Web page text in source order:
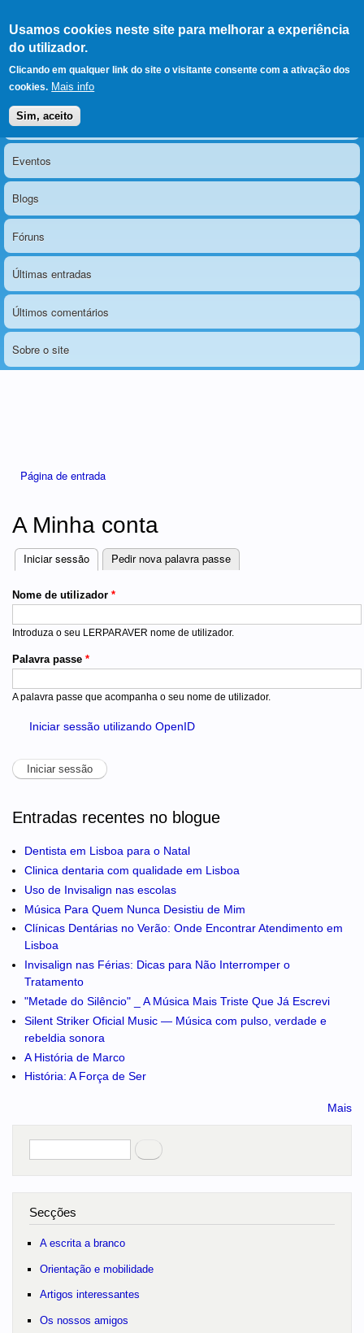
Usamos cookies neste site para melhorar a experiência
do utilizador.
Clicando em qualquer link do site o visitante consente com a ativação dos
cookies. Mais info
Sim, aceito
LERPARAVER , ir para a
página principal
O portal da visão diferente
Menu principal
Notícias
Eventos
Blogs
Fóruns
Últimas entradas
Últimos comentários
Sobre o site
Página de entrada
A Minha conta
Separadores
Iniciar sessão (separador ativo)
Pedir nova palavra passe
Nome de utilizador *
Introduza o seu LERPARAVER nome de utilizador.
Palavra passe *
A palavra passe que acompanha o seu nome de utilizador.
Iniciar sessão utilizando OpenID
Entradas recentes no blogue
Dentista em Lisboa para o Natal
Clinica dentaria com qualidade em Lisboa
Uso de Invisalign nas escolas
Música Para Quem Nunca Desistiu de Mim
Clínicas Dentárias no Verão: Onde Encontrar Atendimento em
Lisboa
Invisalign nas Férias: Dicas para Não Interromper o
Tratamento
"Metade do Silêncio" _ A Música Mais Triste Que Já Escrevi
Silent Striker Oficial Music — Música com pulso, verdade e
rebeldia sonora
A História de Marco
História: A Força de Ser
Mais
Pesquisar
Secções
A escrita a branco
Orientação e mobilidade
Artigos interessantes
Os nossos amigos